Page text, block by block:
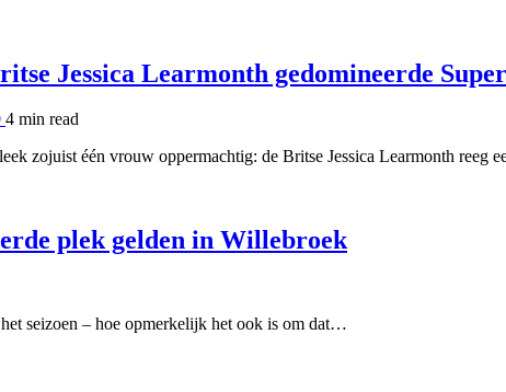
Jessica Learmonth gedomineerde
4 min read
zojuist één vrouw oppermachtig: de Britse Jessica Learmonth reeg
plek gelden in Willebroek
seizoen – hoe opmerkelijk het ook is om dat…